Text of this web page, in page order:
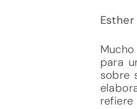
Esther
para
sobre
refiere